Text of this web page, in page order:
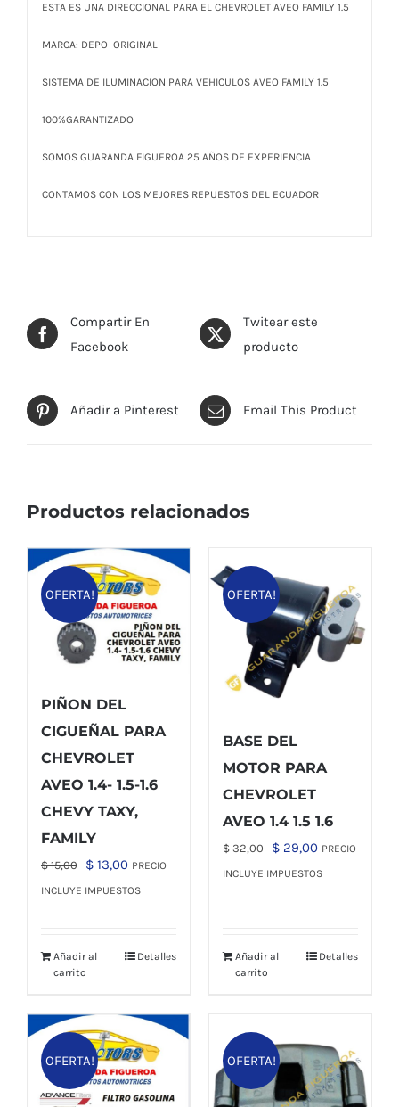
ESTA ES UNA DIRECCIONAL PARA EL CHEVROLET AVEO FAMILY 1.5
MARCA: DEPO ORIGINAL
SISTEMA DE ILUMINACION PARA VEHICULOS AVEO FAMILY 1.5
100%GARANTIZADO
SOMOS GUARANDA FIGUEROA 25 AÑOS DE EXPERIENCIA
CONTAMOS CON LOS MEJORES REPUESTOS DEL ECUADOR
Compartir En
Facebook
Twitear este
producto
Añadir a Pinterest Email This Product
Productos relacionados
OFERTA!
PIÑON DEL
CIGUEÑAL PARA
CHEVROLET
AVEO 1.4- 1.5-1.6
CHEVY TAXY,
FAMILY
$15,00
El
precio
$ 15,00.
$ 13,00El
precio
$ 13,00.
PRECIO
INCLUYE IMPUESTOS
Añadir al
carrito
Detalles
OFERTA!
BASE DEL
MOTOR PARA
CHEVROLET
AVEO 1.4 1.5 1.6
$32,00
El
precio
$ 29,00El
precio
PRECIO
INCLUYE IMPUESTOS
Añadir al
carrito
Detalles
OFERTA! OFERTA!